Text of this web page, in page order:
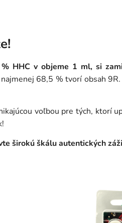
HHC v objeme 1 ml, si
68,5 % tvorí obsah
voľbou pre tých, ktorí
širokú škálu autentických